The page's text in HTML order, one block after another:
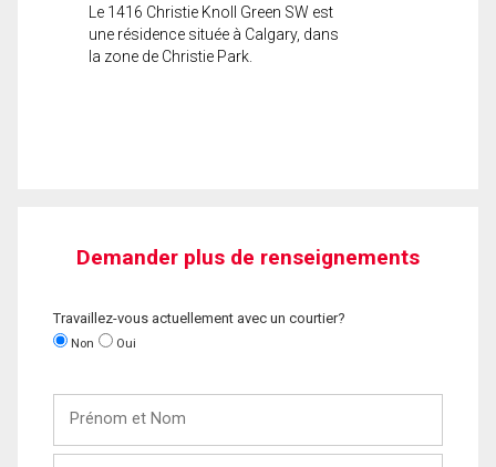
Le 1416 Christie Knoll Green SW est
une résidence située à Calgary, dans
la zone de Christie Park.
Demander plus de renseignements
Travaillez-vous actuellement avec un courtier?
Non Oui
Nom